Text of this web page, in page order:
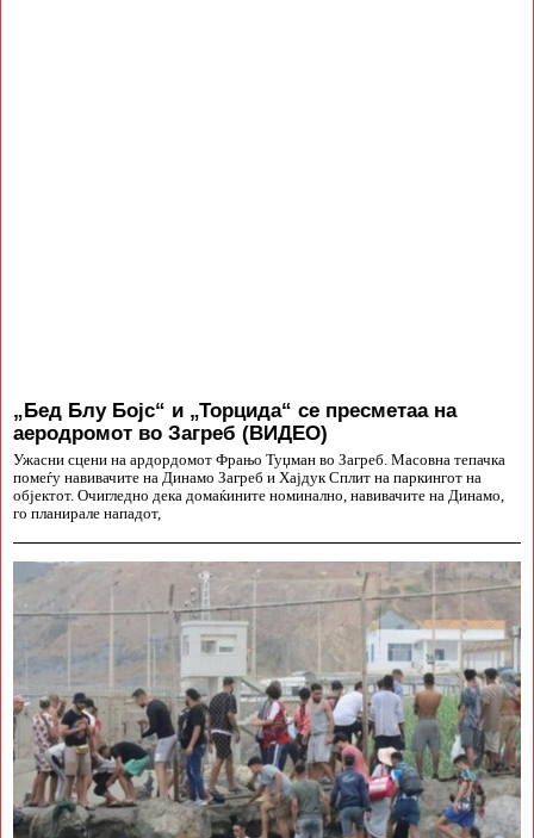
„Бед Блу Бојс“ и „Торцида“ се пресметаа на
аеродромот во Загреб (ВИДЕО)
Ужасни сцени на ардордомот Фрањо Туџман во Загреб. Масовна тепачка
помеѓу навивачите на Динамо Загреб и Хајдук Сплит на паркингот на
објектот. Очигледно дека домаќините номинално, навивачите на Динамо,
го планирале нападот,